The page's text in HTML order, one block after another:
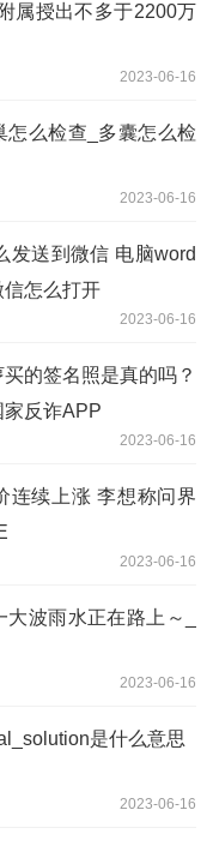
属授出不多于2200万
2023-06-16
怎么检查_多囊怎么检
2023-06-16
发送到微信 电脑word
怎么打开
2023-06-16
的签名照是真的吗？
家反诈APP
2023-06-16
连续上涨 李想称问界
2023-06-16
波雨水正在路上～_
2023-06-16
是什么意思
2023-06-16